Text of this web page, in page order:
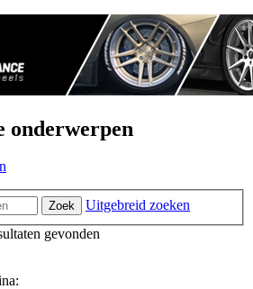
onderwerpen
Zoek
Uitgebreid zoeken
gevonden